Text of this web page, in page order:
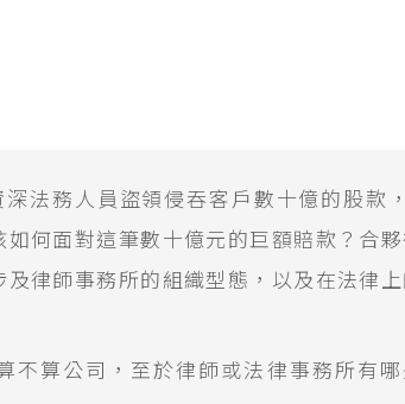
法務人員盜領侵吞客戶數十億的股款
何面對這筆數十億元的巨額賠款？合
律師事務所的組織型態，以及在法律
不算公司，至於律師或法律事務所有哪